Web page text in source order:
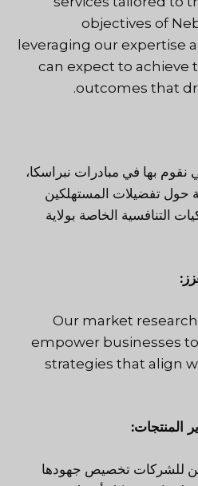
objectives of
leveraging our expertise
can expect to achieve
outcomes that
بها في مبادرات نبراسكا،
تفضيلات المستهلكين
التنافسية الخاصة بولاية
Our market
empower businesses
strategies that align
المنتجات:
للشركات تخصيص جهودها